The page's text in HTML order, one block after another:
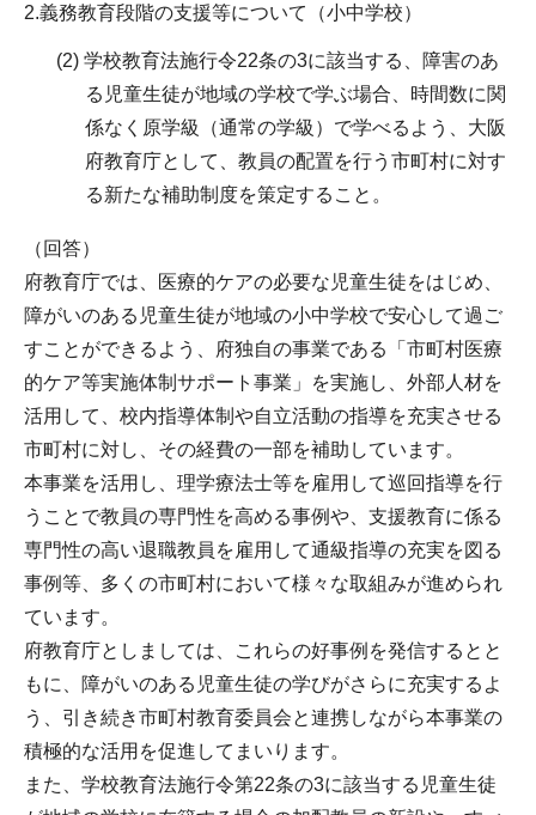
2.義務教育段階の支援等について（小中学校）
(2) 学校教育法施行令22条の3に該当する、障害のあ
る児童生徒が地域の学校で学ぶ場合、時間数に関
係なく原学級（通常の学級）で学べるよう、大阪
府教育庁として、教員の配置を行う市町村に対す
る新たな補助制度を策定すること。
（回答）
府教育庁では、医療的ケアの必要な児童生徒をはじめ、
障がいのある児童生徒が地域の小中学校で安心して過ご
すことができるよう、府独自の事業である「市町村医療
的ケア等実施体制サポート事業」を実施し、外部人材を
活用して、校内指導体制や自立活動の指導を充実させる
市町村に対し、その経費の一部を補助しています。
本事業を活用し、理学療法士等を雇用して巡回指導を行
うことで教員の専門性を高める事例や、支援教育に係る
専門性の高い退職教員を雇用して通級指導の充実を図る
事例等、多くの市町村において様々な取組みが進められ
ています。
府教育庁としましては、これらの好事例を発信するとと
もに、障がいのある児童生徒の学びがさらに充実するよ
う、引き続き市町村教育委員会と連携しながら本事業の
積極的な活用を促進してまいります。
また、学校教育法施行令第22条の3に該当する児童生徒